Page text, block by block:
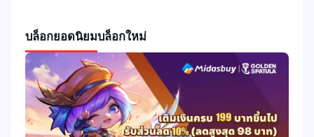
บล็อกยอดนิยมบล็อกใหม่